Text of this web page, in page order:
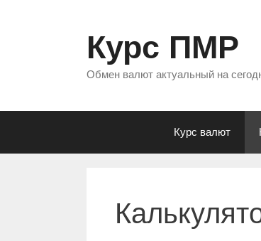
Курс ПМР
Обмен валют актуальный на
Курс валют